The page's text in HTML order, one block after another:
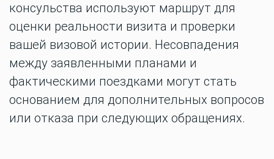
консульства используют маршрут для
оценки реальности визита и проверки
вашей визовой истории. Несовпадения
между заявленными планами и
фактическими поездками могут стать
основанием для дополнительных вопросов
или отказа при следующих обращениях.